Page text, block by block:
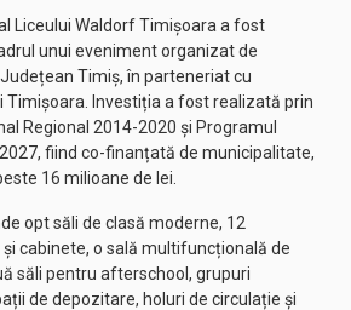
Liceului Waldorf Timișoara a fost
unui eveniment organizat de
Timiș, în parteneriat cu
Timișoara. Investiția a fost realizată prin
Regional 2014-2020 și Programul
fiind co-finanțată de municipalitate,
16 milioane de lei.
opt săli de clasă moderne, 12
cabinete, o sală multifuncțională de
săli pentru afterschool, grupuri
de depozitare, holuri de circulație și